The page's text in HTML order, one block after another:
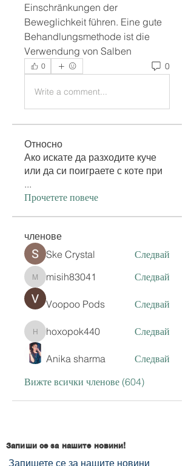
Einschränkungen der
Beweglichkeit führen. Eine gute
Behandlungsmethode ist die
Verwendung von Salben
0 0
Write a comment...
Относно
Ако искате да разходите куче
или да си поиграете с коте при
...
Прочетете повече
членове
Ske Crystal Следвай
misih83041
misih83041 Следвай
Voopoo Pods Следвай
hoxopok440
hoxopok440 Следвай
Anika sharma
Следвай
Вижте всички членове (604)
Запиши се за нашите новини!
Запишете се за нашите новини